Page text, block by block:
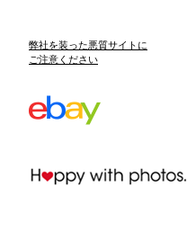
弊社を装った悪質サイトに
ご注意ください